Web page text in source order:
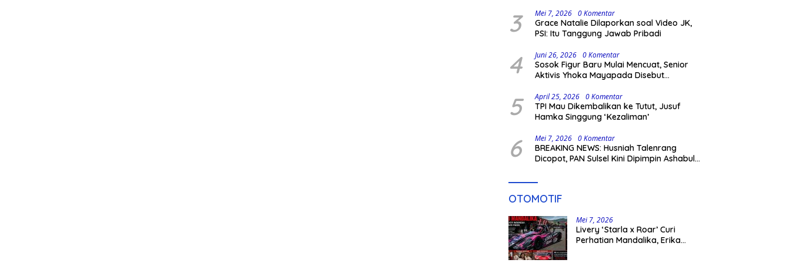
3 Mei 7, 2026 0 Komentar
Grace Natalie Dilaporkan soal Video JK,
PSI: Itu Tanggung Jawab Pribadi
4 Juni 26, 2026 0 Komentar
Sosok Figur Baru Mulai Mencuat, Senior
Aktivis Yhoka Mayapada Disebut
pada Pilkada 2029
5 April 25, 2026 0 Komentar
TPI Mau Dikembalikan ke Tutut, Jusuf
Hamka Singgung ‘Kezaliman’
6 Mei 7, 2026 0 Komentar
BREAKING NEWS: Husniah Talenrang
Dicopot, PAN Sulsel Kini Dipimpin Ashabul
OTOMOTIF
Mei 7, 2026
Livery ‘Starla x Roar’ Curi
Perhatian Mandalika, Erika